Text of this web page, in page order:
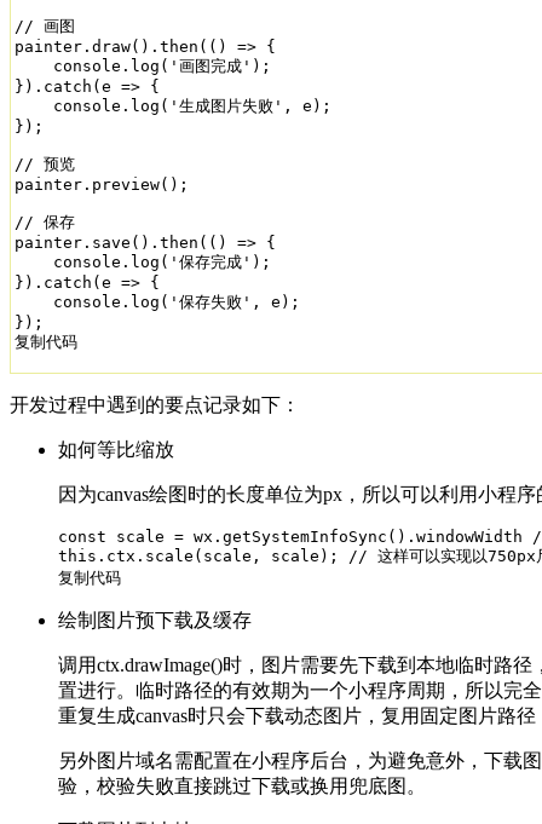
// 画图
painter.draw().then(() => {
    console.log('画图完成');
}).catch(e => {
    console.log('生成图片失败', e);
});
// 预览
painter.preview();
// 保存
painter.save().then(() => {
    console.log('保存完成');
}).catch(e => {
    console.log('保存失败', e);
});
复制代码
开发过程中遇到的要点记录如下：
如何等比缩放
因为canvas绘图时的长度单位为px，所以可以利用小程序
const scale = wx.getSystemInfoSync().windowWidth
this.ctx.scale(scale, scale); // 这样可以实现以750px尺
复制代码
绘制图片预下载及缓存
调用ctx.drawImage()时，图片需要先下载到本地临时路
置进行。临时路径的有效期为一个小程序周期，所以完
重复生成canvas时只会下载动态图片，复用固定图片路
另外图片域名需配置在小程序后台，为避免意外，下载
验，校验失败直接跳过下载或换用兜底图。